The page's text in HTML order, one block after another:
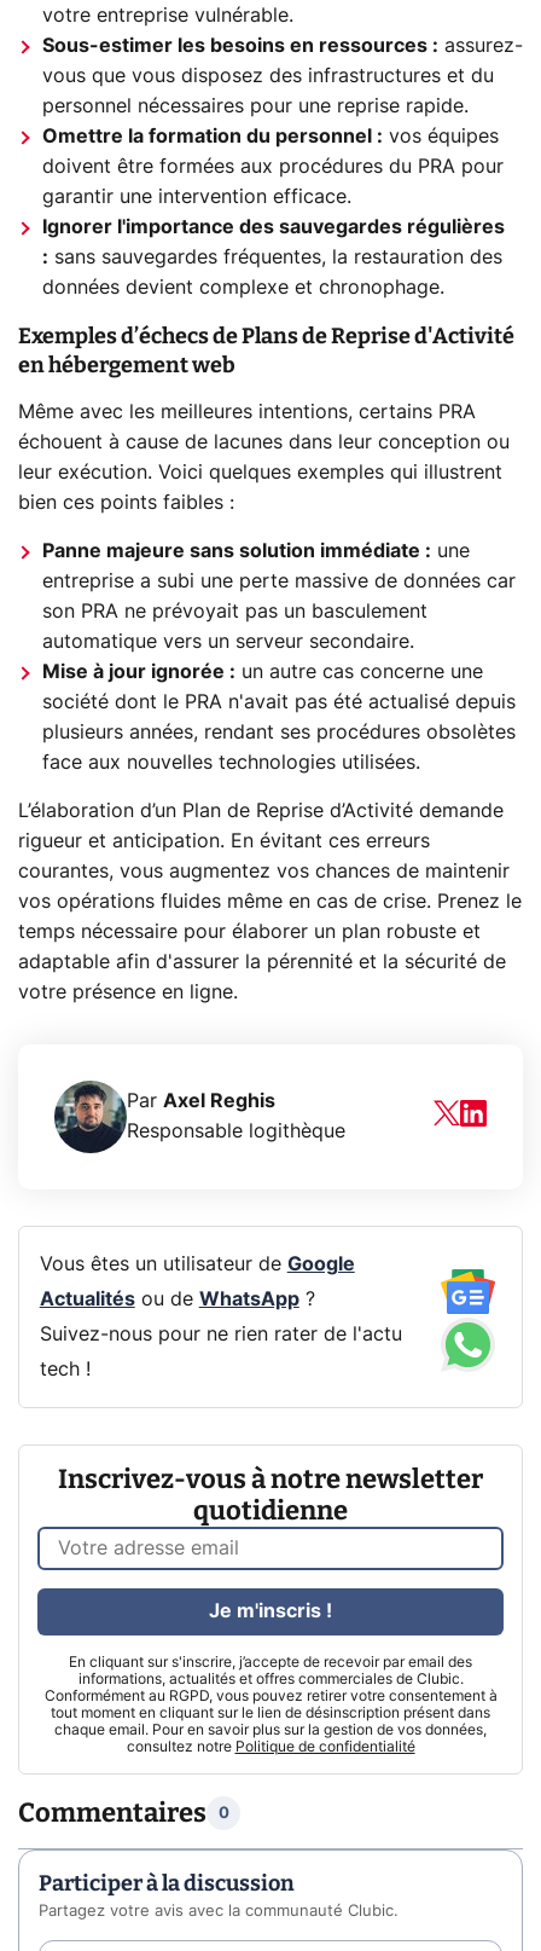
votre entreprise vulnérable.
Sous-estimer les besoins en ressources : assurez-
vous que vous disposez des infrastructures et du
personnel nécessaires pour une reprise rapide.
Omettre la formation du personnel : vos équipes
doivent être formées aux procédures du PRA pour
garantir une intervention efficace.
Ignorer l'importance des sauvegardes régulières
: sans sauvegardes fréquentes, la restauration des
données devient complexe et chronophage.
Exemples d’échecs de Plans de Reprise d'Activité
en hébergement web
Même avec les meilleures intentions, certains PRA
échouent à cause de lacunes dans leur conception ou
leur exécution. Voici quelques exemples qui illustrent
bien ces points faibles :
Panne majeure sans solution immédiate : une
entreprise a subi une perte massive de données car
son PRA ne prévoyait pas un basculement
automatique vers un serveur secondaire.
Mise à jour ignorée : un autre cas concerne une
société dont le PRA n'avait pas été actualisé depuis
plusieurs années, rendant ses procédures obsolètes
face aux nouvelles technologies utilisées.
L’élaboration d’un Plan de Reprise d’Activité demande
rigueur et anticipation. En évitant ces erreurs
courantes, vous augmentez vos chances de maintenir
vos opérations fluides même en cas de crise. Prenez le
temps nécessaire pour élaborer un plan robuste et
adaptable afin d'assurer la pérennité et la sécurité de
votre présence en ligne.
Par Axel Reghis
Responsable logithèque
Vous êtes un utilisateur de Google
Actualitésou de WhatsApp?
Suivez-nous pour ne rien rater de l'actu
tech !
Inscrivez-vous à notre newsletter
quotidienne
En cliquant sur s'inscrire, j’accepte de recevoir par email des
informations, actualités et offres commerciales de Clubic.
Conformément au RGPD, vous pouvez retirer votre consentement à
tout moment en cliquant sur le lien de désinscription présent dans
chaque email. Pour en savoir plus sur la gestion de vos données,
consultez notre Politique de confidentialité
Je m'inscris !
Commentaires 0
Participer à la discussion
Partagez votre avis avec la communauté Clubic.